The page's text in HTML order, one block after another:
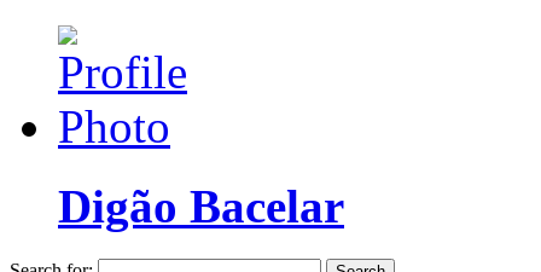
Digão Bacelar